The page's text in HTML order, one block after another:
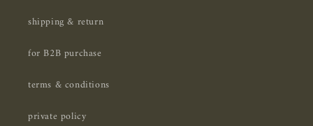
shipping & return
for B2B purchase
terms & conditions
private policy